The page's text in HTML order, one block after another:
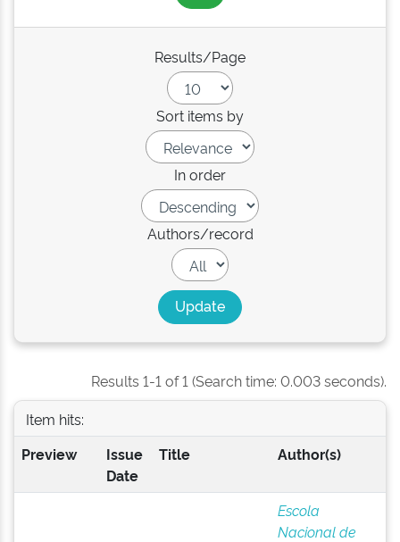
Results/Page
Sort items by
In order
Authors/record
Results 1-1 of 1 (Search time: 0.003 seconds).
Item hits:
Preview
Issue
Date
Title Author(s)
Escola
Nacional de